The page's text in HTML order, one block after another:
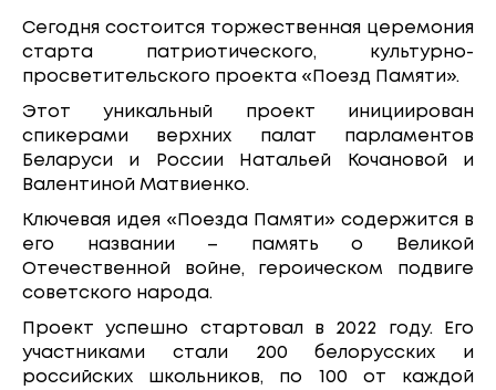
Сегодня состоится торжественная церемония
старта патриотического, культурно-
просветительского проекта «Поезд Памяти».
Этот уникальный проект инициирован
спикерами верхних палат парламентов
Беларуси и России Натальей Кочановой и
Валентиной Матвиенко.
Ключевая идея «Поезда Памяти» содержится в
его названии – память о Великой
Отечественной войне, героическом подвиге
советского народа.
Проект успешно стартовал в 2022 году. Его
участниками стали 200 белорусских и
российских школьников, по 100 от каждой